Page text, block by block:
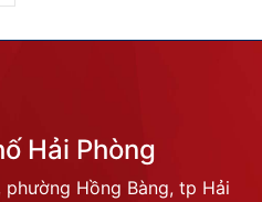
Hải Phòng
Hồng Bàng, tp Hải